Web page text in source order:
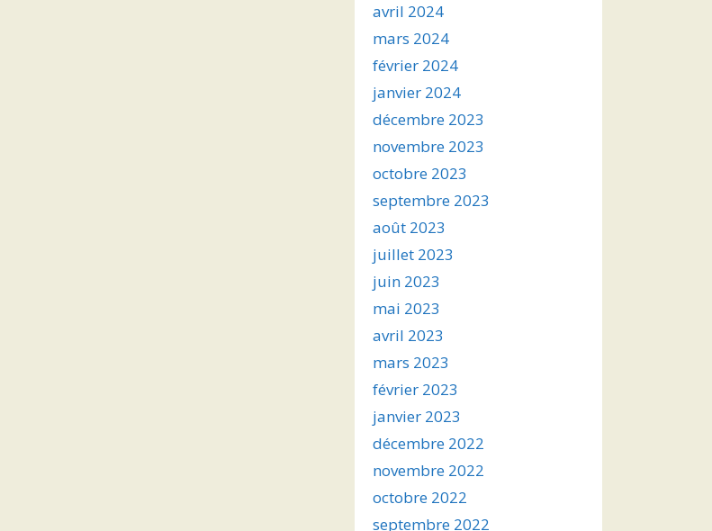
avril 2024
mars 2024
février 2024
janvier 2024
décembre 2023
novembre 2023
octobre 2023
septembre 2023
août 2023
juillet 2023
juin 2023
mai 2023
avril 2023
mars 2023
février 2023
janvier 2023
décembre 2022
novembre 2022
octobre 2022
septembre 2022